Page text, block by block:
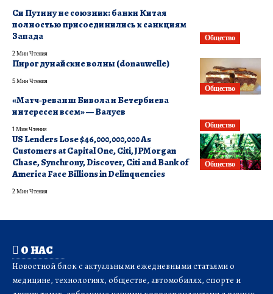
Общество
​Си Путину не союзник: банки Китая
полностью присоединились к санкциям
Запада
2 Мин Чтения
Общество
Пирог дунайские волны (donauwelle)
5 Мин Чтения
Общество
«Матч‑реванш Бивола и Бетербиева
интересен всем» — Валуев
1 Мин Чтения
Общество
US Lenders Lose $46,000,000,000 As
Customers at Capital One, Citi, JPMorgan
Chase, Synchrony, Discover, Citi and Bank of
America Face Billions in Delinquencies
2 Мин Чтения
О НАС
Новостной блок с актуальными ежедневными статьями о
медицине, технологиях, обществе, автомобилях, спорте и